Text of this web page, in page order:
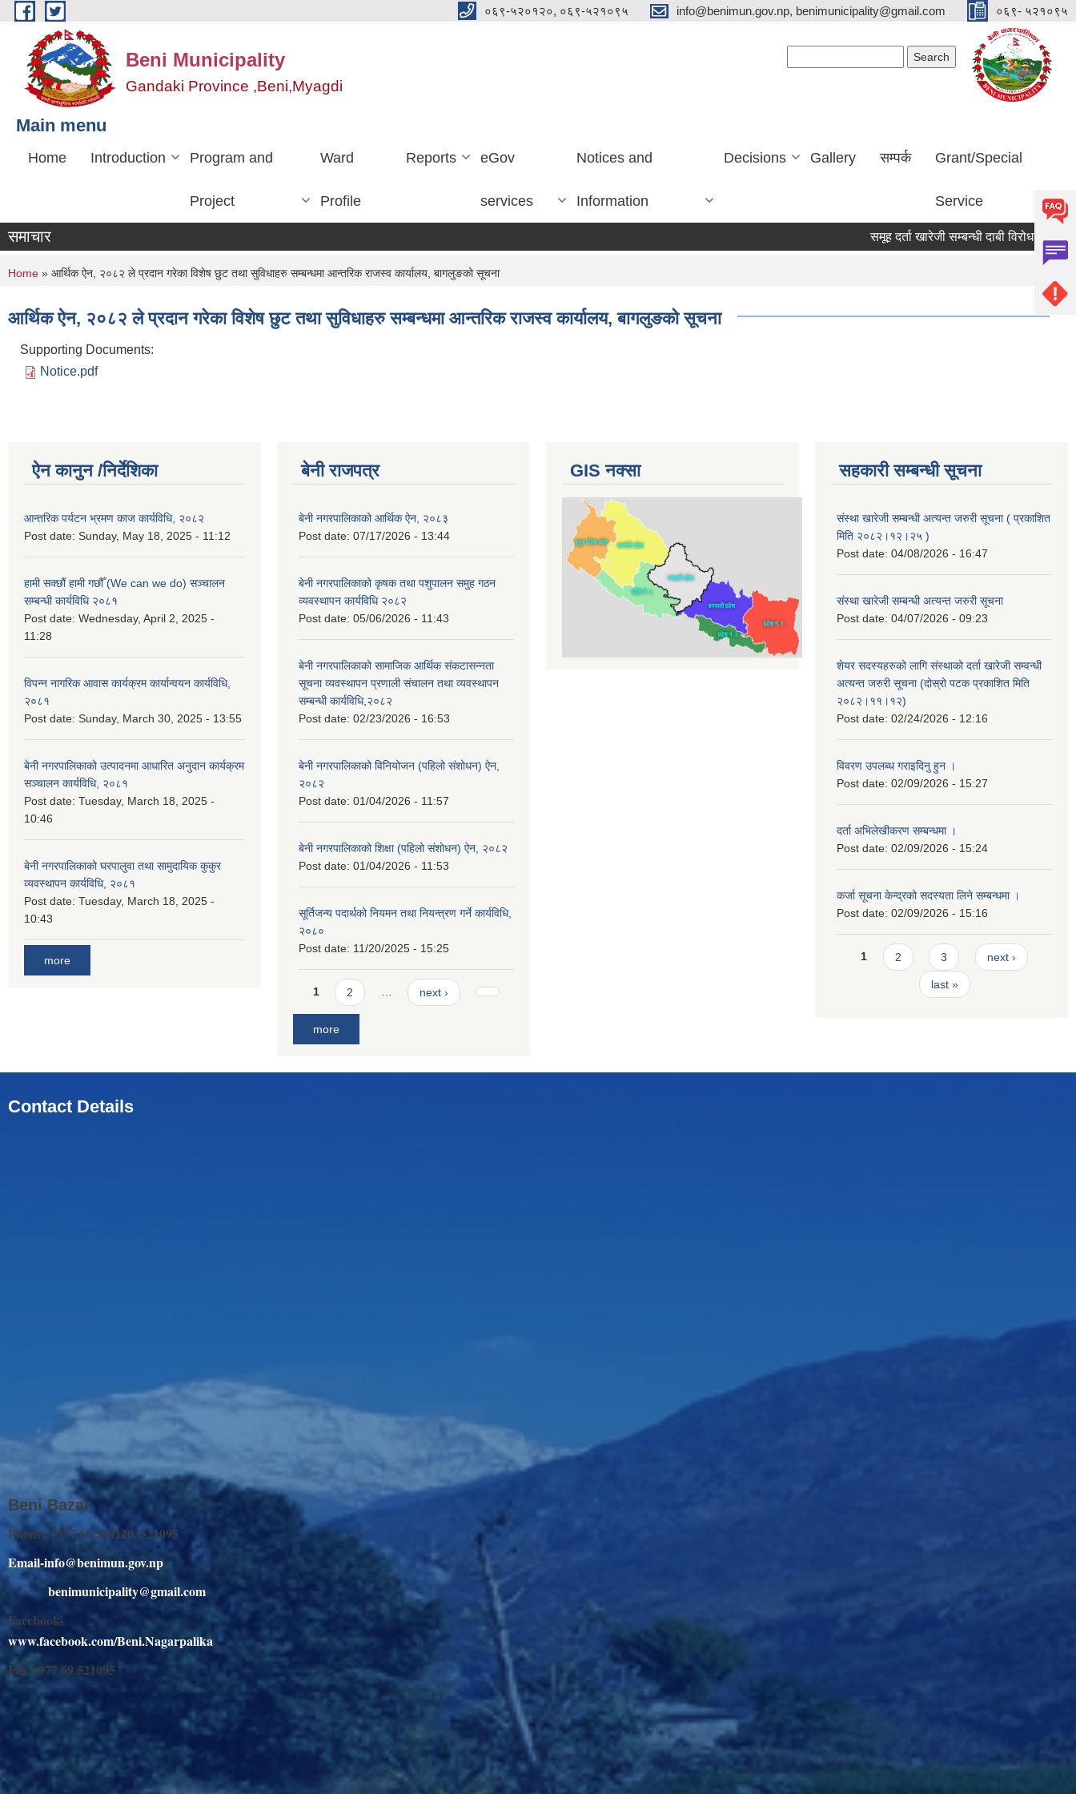
Skip to main content ०६९-५२०१२०, ०६९-५२१०९५ info@benimun.gov.np, benimunicipality@gmail.com ०६९- ५२१०९५
Beni Municipality
Gandaki Province ,Beni,Myagdi
Main menu
Home Introduction Program and
Project
Ward
Profile
Reports eGov
services
Notices and
Information
Decisions Gallery सम्पर्क Grant/Special
Service
समाचार समूह दर्ता खारेजी सम्बन्धी दाबी विरोध पेश गर्ने सूचना
You are here
Home » आर्थिक ऐन, २०८२ ले प्रदान गरेका विशेष छुट तथा सुविधाहरु सम्बन्धमा आन्तरिक राजस्व कार्यालय, बागलुङको सूचना
आर्थिक ऐन, २०८२ ले प्रदान गरेका विशेष छुट तथा सुविधाहरु सम्बन्धमा आन्तरिक राजस्व कार्यालय, बागलुङको सूचना
Supporting Documents:
Notice.pdf
ऐन कानुन /निर्देशिका
आन्तरिक पर्यटन भ्रमण काज कार्यविधि, २०८२
Post date: Sunday, May 18, 2025 - 11:12
हामी सक्छौं हामी गछौँ (We can we do) सञ्चालन
सम्बन्धी कार्यविधि २०८१
Post date: Wednesday, April 2, 2025 -
11:28
विपन्न नागरिक आवास कार्यक्रम कार्यान्वयन कार्यविधि,
२०८१
Post date: Sunday, March 30, 2025 - 13:55
बेनी नगरपालिकाको उत्पादनमा आधारित अनुदान कार्यक्रम
सञ्‍चालन कार्यविधि, २०८१
Post date: Tuesday, March 18, 2025 -
10:46
बेनी नगरपालिकाको घरपालुवा तथा सामुदायिक कुकुर
व्यवस्थापन कार्यविधि, २०८१
Post date: Tuesday, March 18, 2025 -
10:43
more
बेनी राजपत्र
बेनी नगरपालिकाको आर्थिक ऐन, २०८३
Post date: 07/17/2026 - 13:44
बेनी नगरपालिकाको कृषक तथा पशुपालन समुह गठन
व्यवस्थापन कार्यविधि २०८२
Post date: 05/06/2026 - 11:43
बेनी नगरपालिकाको सामाजिक आर्थिक संकटासन्नता
सूचना व्यवस्थापन प्रणाली संचालन तथा व्यवस्थापन
सम्बन्धी कार्यविधि,२०८२
Post date: 02/23/2026 - 16:53
बेनी नगरपालिकाको विनियोजन (पहिलो संशोधन) ऐन,
२०८२
Post date: 01/04/2026 - 11:57
बेनी नगरपालिकाको शिक्षा (पहिलो संशोधन) ऐन, २०८२
Post date: 01/04/2026 - 11:53
सूर्तिजन्य पदार्थको नियमन तथा नियन्त्रण गर्ने कार्यविधि,
२०८०
Post date: 11/20/2025 - 15:25
Pages
1 2 … next ›
more
GIS नक्सा सहकारी सम्बन्धी सूचना
संस्था खारेजी सम्बन्धी अत्यन्त जरुरी सूचना ( प्रकाशित
मिति २०८२।१२।२५ )
Post date: 04/08/2026 - 16:47
संस्था खारेजी सम्बन्धी अत्यन्त जरुरी सूचना
Post date: 04/07/2026 - 09:23
शेयर सदस्यहरुको लागि संस्थाको दर्ता खारेजी सम्वन्धी
अत्यन्त जरुरी सूचना (दोस्रो पटक प्रकाशित मिति
२०८२।११।१२)
Post date: 02/24/2026 - 12:16
विवरण उपलब्ध गराइदिनु हुन ।
Post date: 02/09/2026 - 15:27
दर्ता अभिलेखीकरण सम्बन्धमा ।
Post date: 02/09/2026 - 15:24
कर्जा सूचना केन्द्रको सदस्यता लिने सम्बन्धमा ।
Post date: 02/09/2026 - 15:16
Pages
1 2 3 next ›
last »
Contact Details
Beni Bazar
Phone: +977 69 520120, 521095
Email-info@benimun.gov.np
benimunicipality@gmail.com
Facebook-
www.facebook.com/Beni.Nagarpalika
Fax +977 69 521095